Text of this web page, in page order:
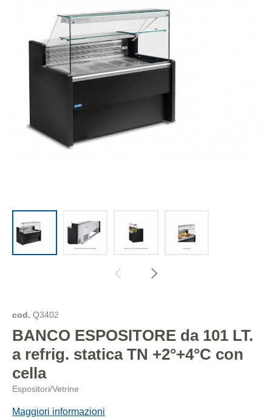
cod. Q3402
BANCO ESPOSITORE da 101 LT.
a refrig. statica TN +2°+4°C con
cella
Espositori/Vetrine
Maggiori informazioni